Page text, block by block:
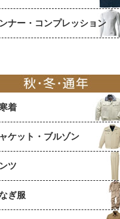
ナー・コンプレッション
着
ケット・ブルゾン
ツ
ぎ服